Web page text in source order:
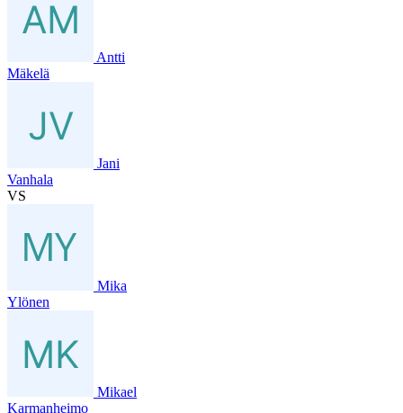
Antti
Mäkelä
Jani
Vanhala
VS
Mika
Ylönen
Mikael
Karmanheimo